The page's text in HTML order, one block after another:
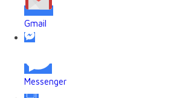
Gmail
Messenger